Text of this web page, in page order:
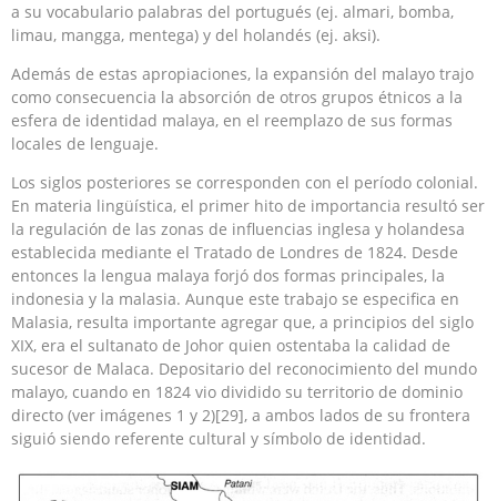
a su vocabulario palabras del portugués (ej. almari, bomba,
limau, mangga, mentega) y del holandés (ej. aksi).
Además de estas apropiaciones, la expansión del malayo trajo
como consecuencia la absorción de otros grupos étnicos a la
esfera de identidad malaya, en el reemplazo de sus formas
locales de lenguaje.
Los siglos posteriores se corresponden con el período colonial.
En materia lingüística, el primer hito de importancia resultó ser
la regulación de las zonas de influencias inglesa y holandesa
establecida mediante el Tratado de Londres de 1824. Desde
entonces la lengua malaya forjó dos formas principales, la
indonesia y la malasia. Aunque este trabajo se especifica en
Malasia, resulta importante agregar que, a principios del siglo
XIX, era el sultanato de Johor quien ostentaba la calidad de
sucesor de Malaca. Depositario del reconocimiento del mundo
malayo, cuando en 1824 vio dividido su territorio de dominio
directo (ver imágenes 1 y 2)[29], a ambos lados de su frontera
siguió siendo referente cultural y símbolo de identidad.